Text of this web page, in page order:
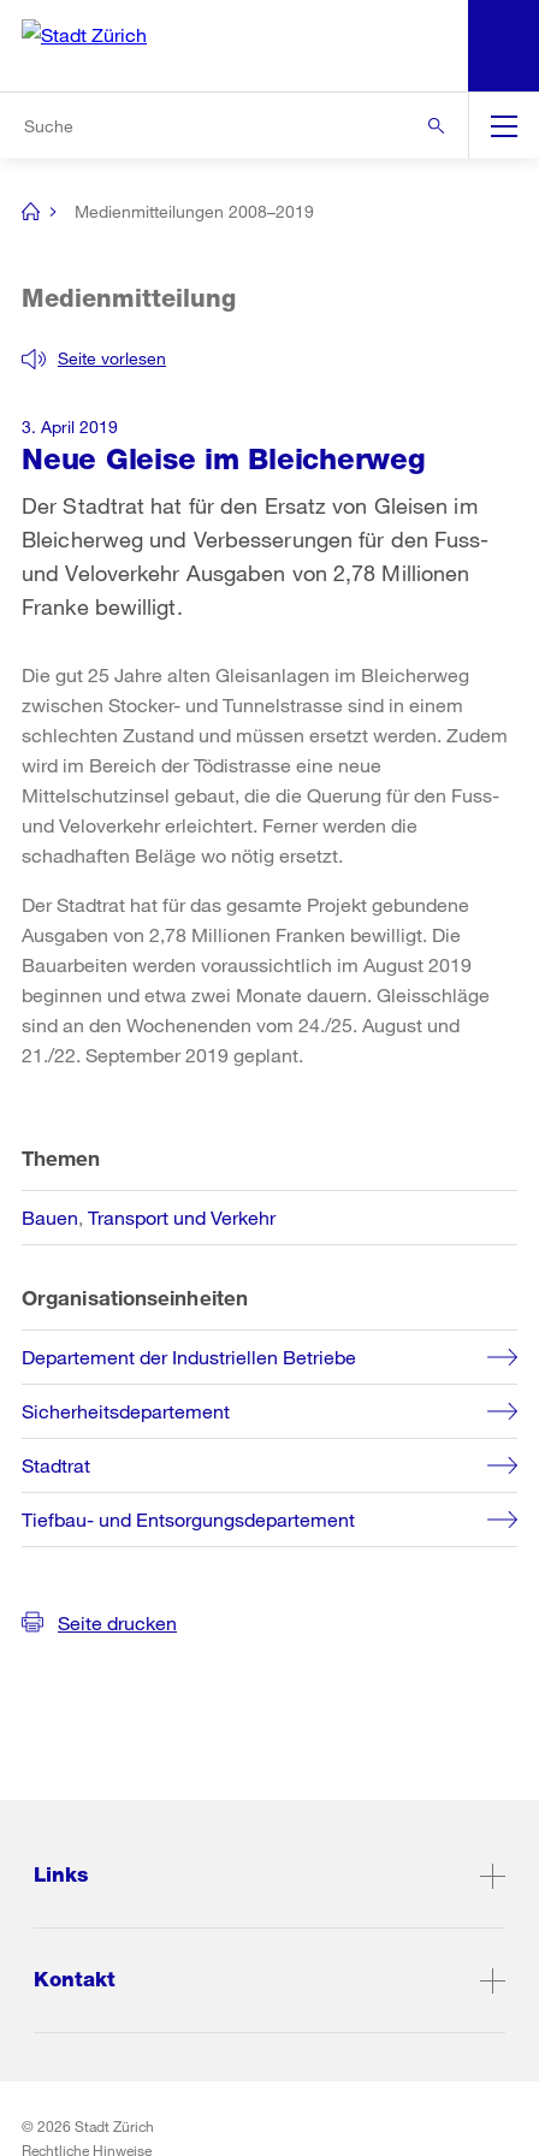
Navigation
[no
Medienmitteilungen 2008–2019
Neue Gleise im Bleicherweg
Seite vorlesen
Medienmitteilung
Der Stadtrat hat für den Ersatz von Gleisen im
Bleicherweg und Verbesserungen für den Fuss-
und Veloverkehr Ausgaben von 2,78 Millionen
Franke bewilligt.
3. April 2019
Die gut 25 Jahre alten Gleisanlagen im Bleicherweg
zwischen Stocker- und Tunnelstrasse sind in einem
schlechten Zustand und müssen ersetzt werden. Zudem
wird im Bereich der Tödistrasse eine neue
Mittelschutzinsel gebaut, die die Querung für den Fuss-
und Veloverkehr erleichtert. Ferner werden die
schadhaften Beläge wo nötig ersetzt.
Der Stadtrat hat für das gesamte Projekt gebundene
Ausgaben von 2,78 Millionen Franken bewilligt. Die
Bauarbeiten werden voraussichtlich im August 2019
beginnen und etwa zwei Monate dauern. Gleisschläge
sind an den Wochenenden vom 24./25. August und
21./22. September 2019 geplant.
Informationen
Themen
Bauen Transport und Verkehr
Organisationseinheiten
Departement der Industriellen Betriebe
Sicherheitsdepartement
Stadtrat
Tiefbau- und Entsorgungsdepartement
Seite drucken
Links
Kontakt
© 2026 Stadt Zürich
Rechtliche Hinweise